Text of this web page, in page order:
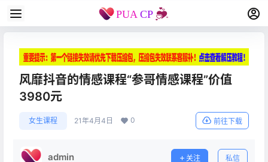
风靡抖音的情感课程“参哥情感课程”价值
3980元
女生课程 21年4月4日 0 前往下载
admin 关注 私信